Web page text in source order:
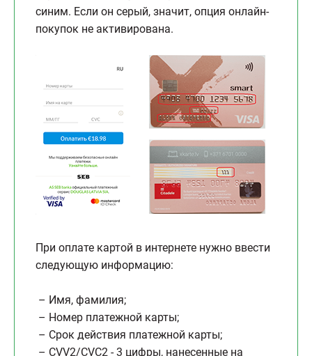
синим. Если он серый, значит, опция онлайн-
покупок не активирована.
При оплате картой в интернете нужно ввести
следующую информацию:
– Имя, фамилия;
– Номер платежной карты;
– Срок действия платежной карты;
– CVV2/CVC2 - 3 цифры, нанесенные на